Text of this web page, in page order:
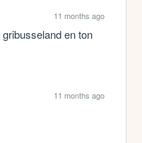
11 months ago
en ton
11 months ago